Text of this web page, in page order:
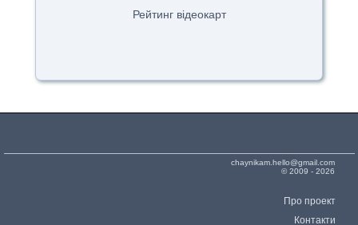
Рейтинг відеокарт
chaynikam.hello@gmail.com
© 2009 - 2026
Про проект
Контакти